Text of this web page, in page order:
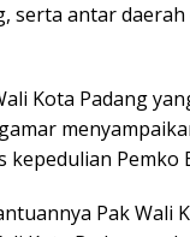
serta antar daerah
Kota Padang
kepedulian Pemko
Pak Wali